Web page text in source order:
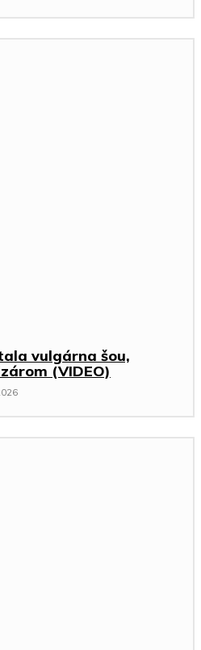
vulgárna šou,
(VIDEO)